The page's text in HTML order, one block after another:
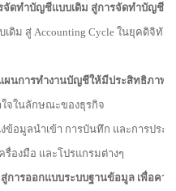
จัดทำบัญชีแบบเดิม สู่การจัดทำบัญชีแ
ดิม สู่ Accounting Cycle ในยุคดิจิทัล
ผนการทำงานบัญชีให้มีประสิทธิภาพ
ใจในลักษณะของธุรกิจ
อมูลนำเข้า การบันทึก และการประม
องมือ และโปรแกรมต่างๆ
การออกแบบระบบฐานข้อมูล เพื่อคว